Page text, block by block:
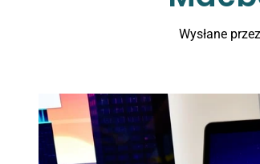
Wysłane przez